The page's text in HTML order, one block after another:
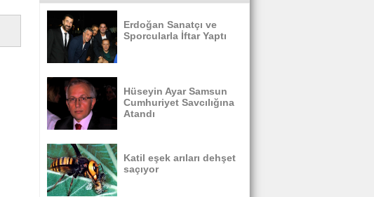
Erdoğan Sanatçı ve
Sporcularla İftar Yaptı
Hüseyin Ayar Samsun
Cumhuriyet Savcılığına
Atandı
Katil eşek arıları dehşet
saçıyor